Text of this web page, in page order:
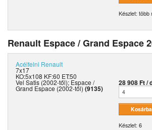
Készlet: több
Renault Espace / Grand Espace
Acélfelni Renault
7x17
KO:5x108 KF:60 ET:50
Vel Satis (2002-től); Espace /
Grand Espace (2002-től) (9135)
28 908 Ft /
Készlet: 6